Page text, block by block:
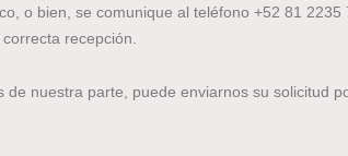
o bien, se comunique al teléfono +52 81
recepción.
nuestra parte, puede enviarnos su solicitud